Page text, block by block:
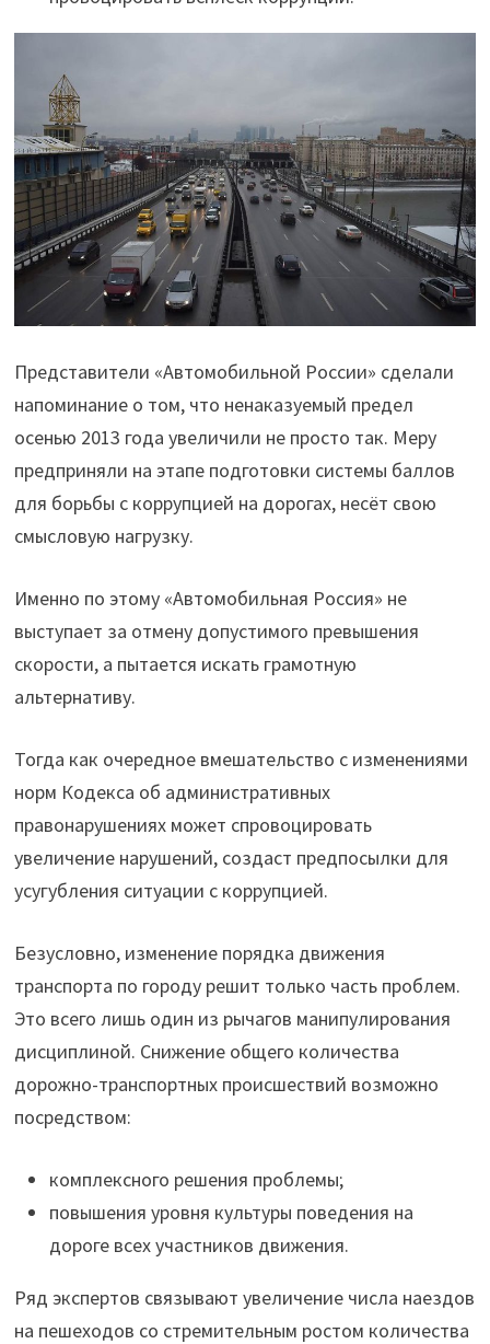
Представители «Автомобильной России» сделали
напоминание о том, что ненаказуемый предел
осенью 2013 года увеличили не просто так. Меру
предприняли на этапе подготовки системы баллов
для борьбы с коррупцией на дорогах, несёт свою
смысловую нагрузку.
Именно по этому «Автомобильная Россия» не
выступает за отмену допустимого превышения
скорости, а пытается искать грамотную
альтернативу.
Тогда как очередное вмешательство с изменениями
норм Кодекса об административных
правонарушениях может спровоцировать
увеличение нарушений, создаст предпосылки для
усугубления ситуации с коррупцией.
Безусловно, изменение порядка движения
транспорта по городу решит только часть проблем.
Это всего лишь один из рычагов манипулирования
дисциплиной. Снижение общего количества
дорожно-транспортных происшествий возможно
посредством:
комплексного решения проблемы;
повышения уровня культуры поведения на
дороге всех участников движения.
Ряд экспертов связывают увеличение числа наездов
на пешеходов со стремительным ростом количества